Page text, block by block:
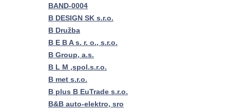
BAND-0004
B DESIGN SK s.r.o.
B Družba
B E B A s. r. o., s.r.o.
B Group, a.s.
B L M ,spol.s.r.o.
B met s.r.o.
B plus B EuTrade s.r.o.
B&B auto-elektro, sro